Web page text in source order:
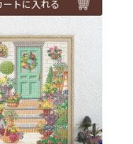
ートに入れる